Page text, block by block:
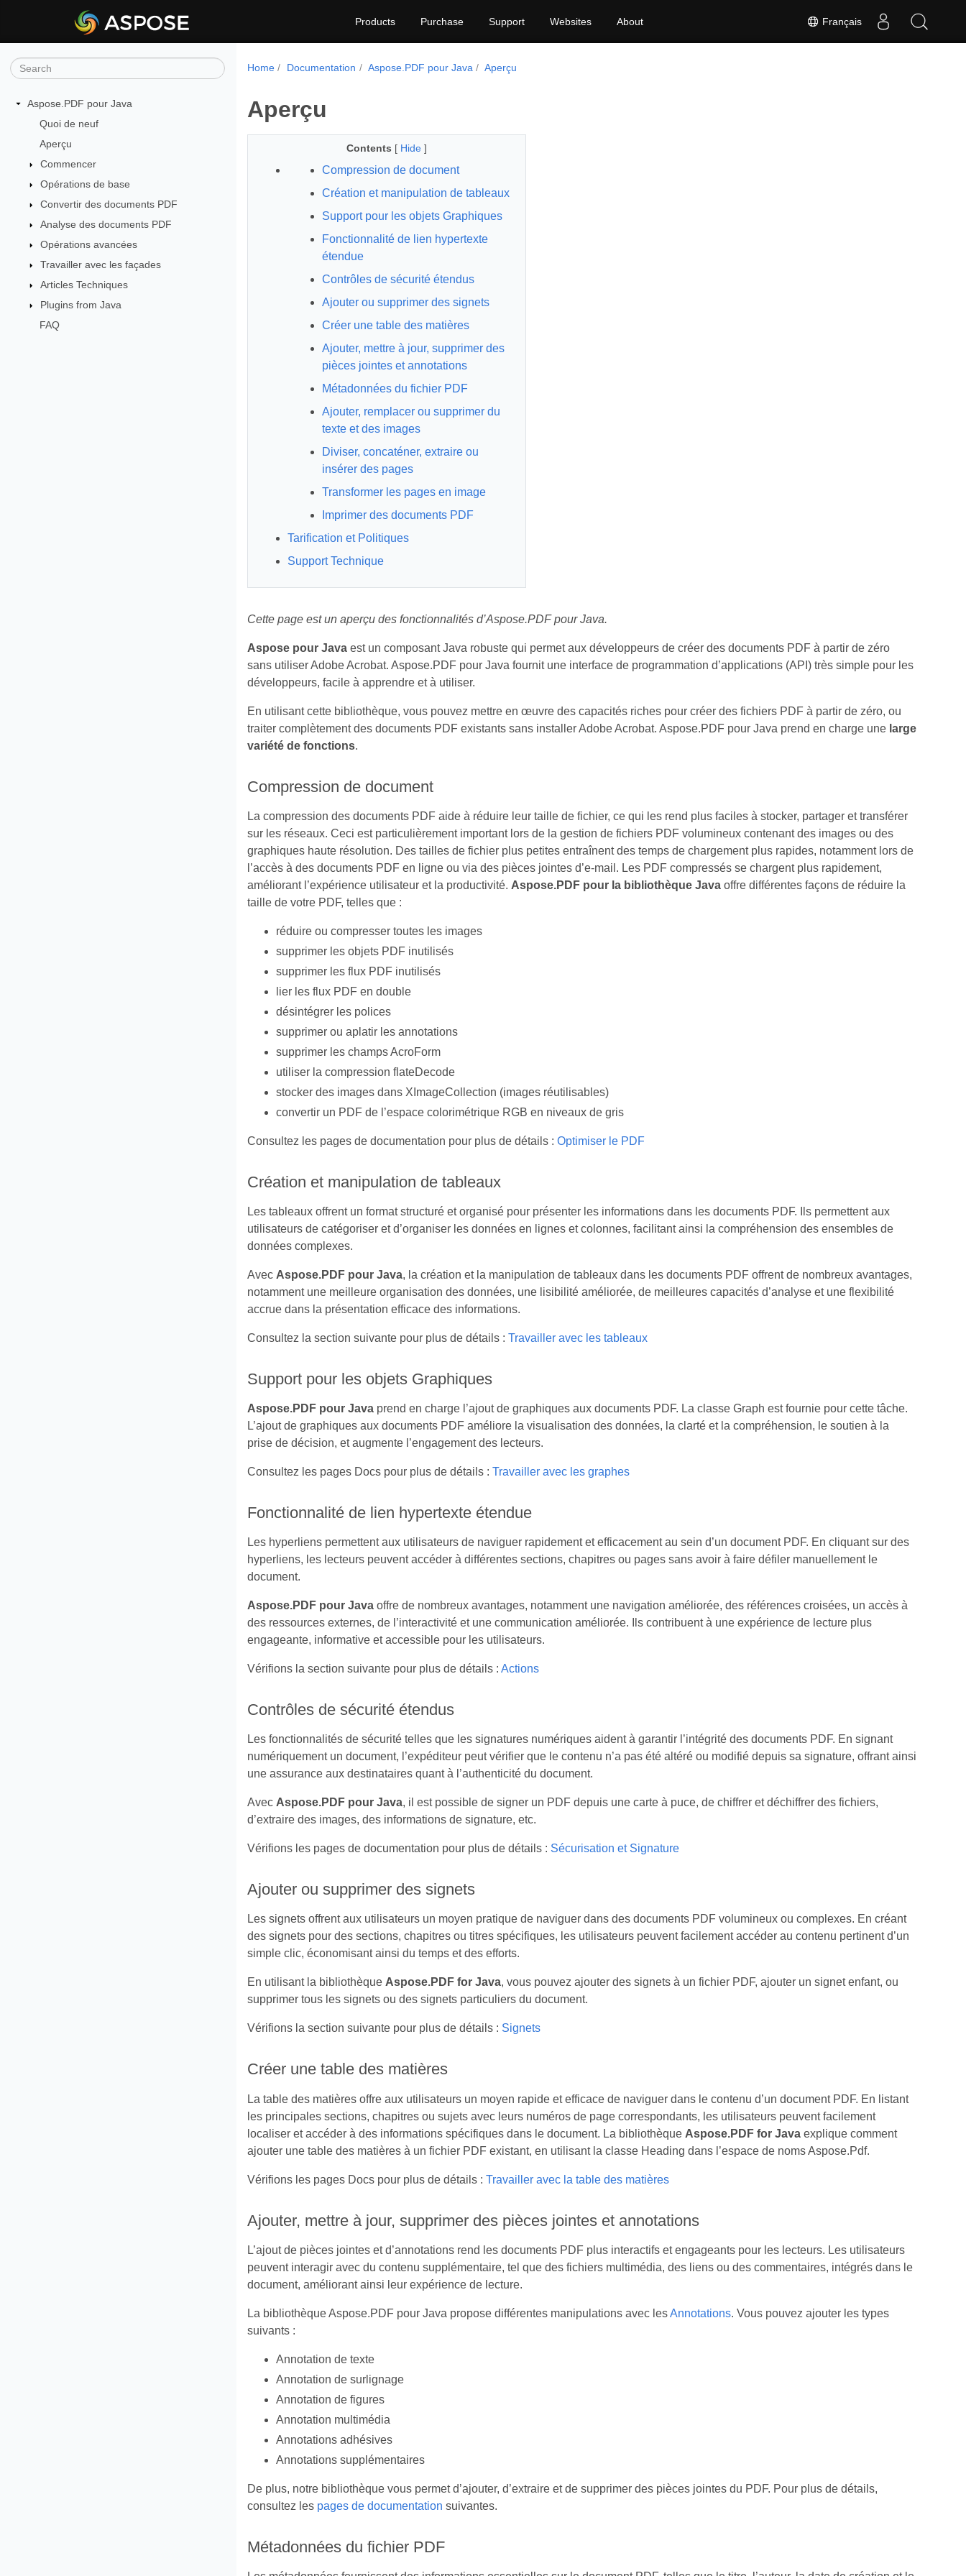
Français
Products Purchase Support Websites About
Aspose.PDF pour Java
Quoi de neuf
Aperçu
Commencer
Opérations de base
Convertir des documents PDF
Analyse des documents PDF
Opérations avancées
Travailler avec les façades
Articles Techniques
Plugins from Java
FAQ
Home Documentation Aspose.PDF pour Java Aperçu
Aperçu
Contents [ Hide ]
Compression de document
Création et manipulation de tableaux
Support pour les objets Graphiques
Fonctionnalité de lien hypertexte
étendue
Contrôles de sécurité étendus
Ajouter ou supprimer des signets
Créer une table des matières
Ajouter, mettre à jour, supprimer des
pièces jointes et annotations
Métadonnées du fichier PDF
Ajouter, remplacer ou supprimer du
texte et des images
Diviser, concaténer, extraire ou
insérer des pages
Transformer les pages en image
Imprimer des documents PDF
Tarification et Politiques
Support Technique
Cette page est un aperçu des fonctionnalités d’Aspose.PDF pour Java.
Aspose pour Javaest un composant Java robuste qui permet aux développeurs de créer des documents PDF à partir de zéro
sans utiliser Adobe Acrobat. Aspose.PDF pour Java fournit une interface de programmation d’applications (API) très simple pour les
développeurs, facile à apprendre et à utiliser.
En utilisant cette bibliothèque, vous pouvez mettre en œuvre des capacités riches pour créer des fichiers PDF à partir de zéro, ou
traiter complètement des documents PDF existants sans installer Adobe Acrobat. Aspose.PDF pour Java prend en charge une large
variété de fonctions.
Compression de document
La compression des documents PDF aide à réduire leur taille de fichier, ce qui les rend plus faciles à stocker, partager et transférer
sur les réseaux. Ceci est particulièrement important lors de la gestion de fichiers PDF volumineux contenant des images ou des
graphiques haute résolution. Des tailles de fichier plus petites entraînent des temps de chargement plus rapides, notamment lors de
l’accès à des documents PDF en ligne ou via des pièces jointes d’e-mail. Les PDF compressés se chargent plus rapidement,
améliorant l’expérience utilisateur et la productivité. Aspose.PDF pour la bibliothèque Javaoffre différentes façons de réduire la
taille de votre PDF, telles que :
réduire ou compresser toutes les images
supprimer les objets PDF inutilisés
supprimer les flux PDF inutilisés
lier les flux PDF en double
désintégrer les polices
supprimer ou aplatir les annotations
supprimer les champs AcroForm
utiliser la compression flateDecode
stocker des images dans XImageCollection (images réutilisables)
convertir un PDF de l’espace colorimétrique RGB en niveaux de gris
Consultez les pages de documentation pour plus de détails : Optimiser le PDF
Création et manipulation de tableaux
Les tableaux offrent un format structuré et organisé pour présenter les informations dans les documents PDF. Ils permettent aux
utilisateurs de catégoriser et d’organiser les données en lignes et colonnes, facilitant ainsi la compréhension des ensembles de
données complexes.
Avec Aspose.PDF pour Java, la création et la manipulation de tableaux dans les documents PDF offrent de nombreux avantages,
notamment une meilleure organisation des données, une lisibilité améliorée, de meilleures capacités d’analyse et une flexibilité
accrue dans la présentation efficace des informations.
Consultez la section suivante pour plus de détails : Travailler avec les tableaux
Support pour les objets Graphiques
Aspose.PDF pour Javaprend en charge l’ajout de graphiques aux documents PDF. La classe Graph est fournie pour cette tâche.
L’ajout de graphiques aux documents PDF améliore la visualisation des données, la clarté et la compréhension, le soutien à la
prise de décision, et augmente l’engagement des lecteurs.
Consultez les pages Docs pour plus de détails : Travailler avec les graphes
Fonctionnalité de lien hypertexte étendue
Les hyperliens permettent aux utilisateurs de naviguer rapidement et efficacement au sein d’un document PDF. En cliquant sur des
hyperliens, les lecteurs peuvent accéder à différentes sections, chapitres ou pages sans avoir à faire défiler manuellement le
document.
Aspose.PDF pour Javaoffre de nombreux avantages, notamment une navigation améliorée, des références croisées, un accès à
des ressources externes, de l’interactivité et une communication améliorée. Ils contribuent à une expérience de lecture plus
engageante, informative et accessible pour les utilisateurs.
Vérifions la section suivante pour plus de détails : Actions
Contrôles de sécurité étendus
Les fonctionnalités de sécurité telles que les signatures numériques aident à garantir l’intégrité des documents PDF. En signant
numériquement un document, l’expéditeur peut vérifier que le contenu n’a pas été altéré ou modifié depuis sa signature, offrant ainsi
une assurance aux destinataires quant à l’authenticité du document.
Avec Aspose.PDF pour Java, il est possible de signer un PDF depuis une carte à puce, de chiffrer et déchiffrer des fichiers,
d’extraire des images, des informations de signature, etc.
Vérifions les pages de documentation pour plus de détails : Sécurisation et Signature
Ajouter ou supprimer des signets
Les signets offrent aux utilisateurs un moyen pratique de naviguer dans des documents PDF volumineux ou complexes. En créant
des signets pour des sections, chapitres ou titres spécifiques, les utilisateurs peuvent facilement accéder au contenu pertinent d’un
simple clic, économisant ainsi du temps et des efforts.
En utilisant la bibliothèque Aspose.PDF for Java, vous pouvez ajouter des signets à un fichier PDF, ajouter un signet enfant, ou
supprimer tous les signets ou des signets particuliers du document.
Vérifions la section suivante pour plus de détails : Signets
Créer une table des matières
La table des matières offre aux utilisateurs un moyen rapide et efficace de naviguer dans le contenu d’un document PDF. En listant
les principales sections, chapitres ou sujets avec leurs numéros de page correspondants, les utilisateurs peuvent facilement
localiser et accéder à des informations spécifiques dans le document. La bibliothèque Aspose.PDF for Javaexplique comment
ajouter une table des matières à un fichier PDF existant, en utilisant la classe Heading dans l’espace de noms Aspose.Pdf.
Vérifions les pages Docs pour plus de détails : Travailler avec la table des matières
Ajouter, mettre à jour, supprimer des pièces jointes et annotations
L’ajout de pièces jointes et d’annotations rend les documents PDF plus interactifs et engageants pour les lecteurs. Les utilisateurs
peuvent interagir avec du contenu supplémentaire, tel que des fichiers multimédia, des liens ou des commentaires, intégrés dans le
document, améliorant ainsi leur expérience de lecture.
La bibliothèque Aspose.PDF pour Java propose différentes manipulations avec lesAnnotations. Vous pouvez ajouter les types
suivants :
Annotation de texte
Annotation de surlignage
Annotation de figures
Annotation multimédia
Annotations adhésives
Annotations supplémentaires
De plus, notre bibliothèque vous permet d’ajouter, d’extraire et de supprimer des pièces jointes du PDF. Pour plus de détails,
consultez les pages de documentation suivantes.
Métadonnées du fichier PDF